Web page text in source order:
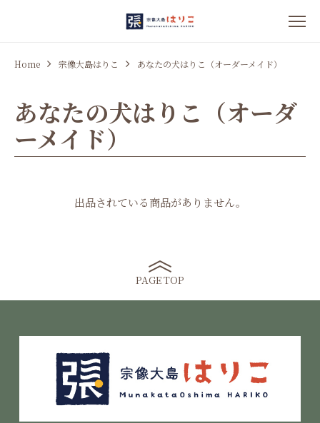
Home 宗像大島はりこ あなたの犬はりこ（オーダーメイド）
あなたの犬はりこ（オーダ
ーメイド）
出品されている商品がありません。
PAGE TOP